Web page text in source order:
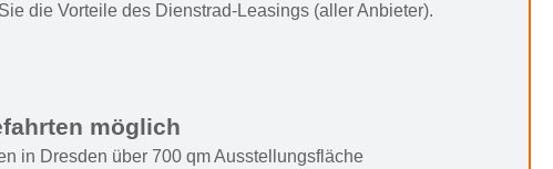
die Vorteile des Dienstrad-Leasings (aller Anbieter).
möglich
in Dresden über 700 qm Ausstellungsfläche